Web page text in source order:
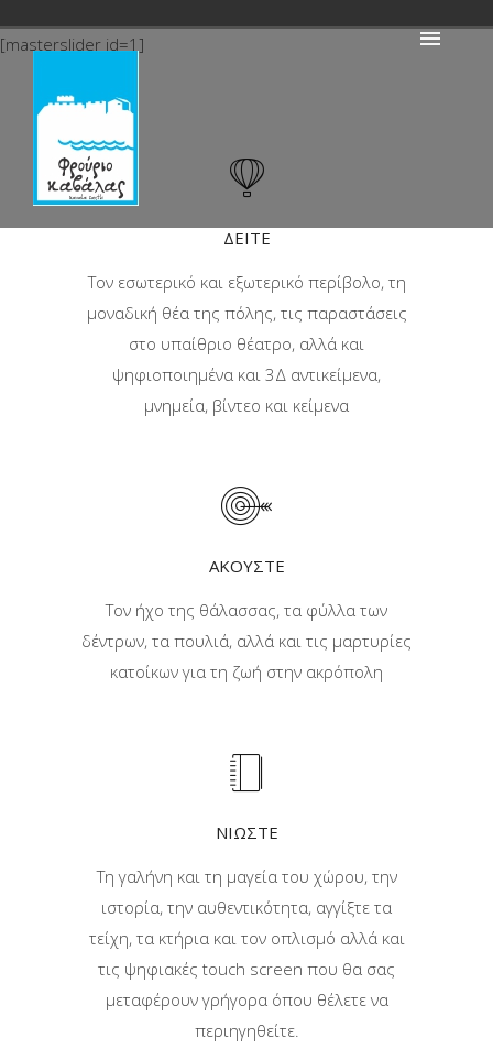
[masterslider id=1]
ΔΕΙΤΕ
Τον εσωτερικό και εξωτερικό περίβολο, τη
μοναδική θέα της πόλης, τις παραστάσεις
στο υπαίθριο θέατρο, αλλά και
ψηφιοποιημένα και 3Δ αντικείμενα,
μνημεία, βίντεο και κείμενα
ΑΚΟΥΣΤΕ
Τον ήχο της θάλασσας, τα φύλλα των
δέντρων, τα πουλιά, αλλά και τις μαρτυρίες
κατοίκων για τη ζωή στην ακρόπολη
ΝΙΩΣΤΕ
Τη γαλήνη και τη μαγεία του χώρου, την
ιστορία, την αυθεντικότητα, αγγίξτε τα
τείχη, τα κτήρια και τον οπλισμό αλλά και
τις ψηφιακές touch screen που θα σας
μεταφέρουν γρήγορα όπου θέλετε να
περιηγηθείτε.